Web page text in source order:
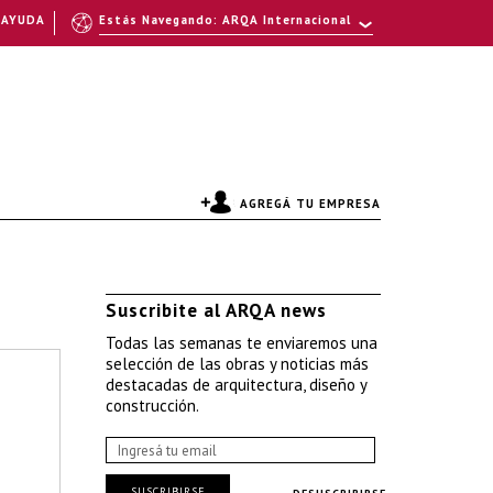
AGREGÁ TU EMPRESA
Suscribite al ARQA news
Todas las semanas te enviaremos una
selección de las obras y noticias más
destacadas de arquitectura, diseño y
construcción.
Estás Navegando: ARQA Internacional
AYUDA